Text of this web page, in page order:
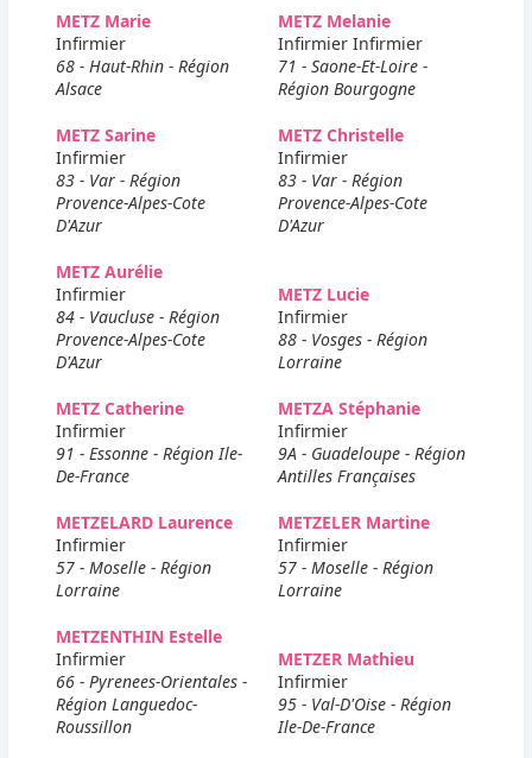
METZ Marie
Infirmier
68 - Haut-Rhin - Région
Alsace
METZ Melanie
Infirmier Infirmier
71 - Saone-Et-Loire -
Région Bourgogne
METZ Sarine
Infirmier
83 - Var - Région
Provence-Alpes-Cote
D'Azur
METZ Christelle
Infirmier
83 - Var - Région
Provence-Alpes-Cote
D'Azur
METZ Aurélie
Infirmier
84 - Vaucluse - Région
Provence-Alpes-Cote
D'Azur
METZ Lucie
Infirmier
88 - Vosges - Région
Lorraine
METZ Catherine
Infirmier
91 - Essonne - Région Ile-
De-France
METZA Stéphanie
Infirmier
9A - Guadeloupe - Région
Antilles Françaises
METZELARD Laurence
Infirmier
57 - Moselle - Région
Lorraine
METZELER Martine
Infirmier
57 - Moselle - Région
Lorraine
METZENTHIN Estelle
Infirmier
66 - Pyrenees-Orientales -
Région Languedoc-
Roussillon
METZER Mathieu
Infirmier
95 - Val-D'Oise - Région
Ile-De-France